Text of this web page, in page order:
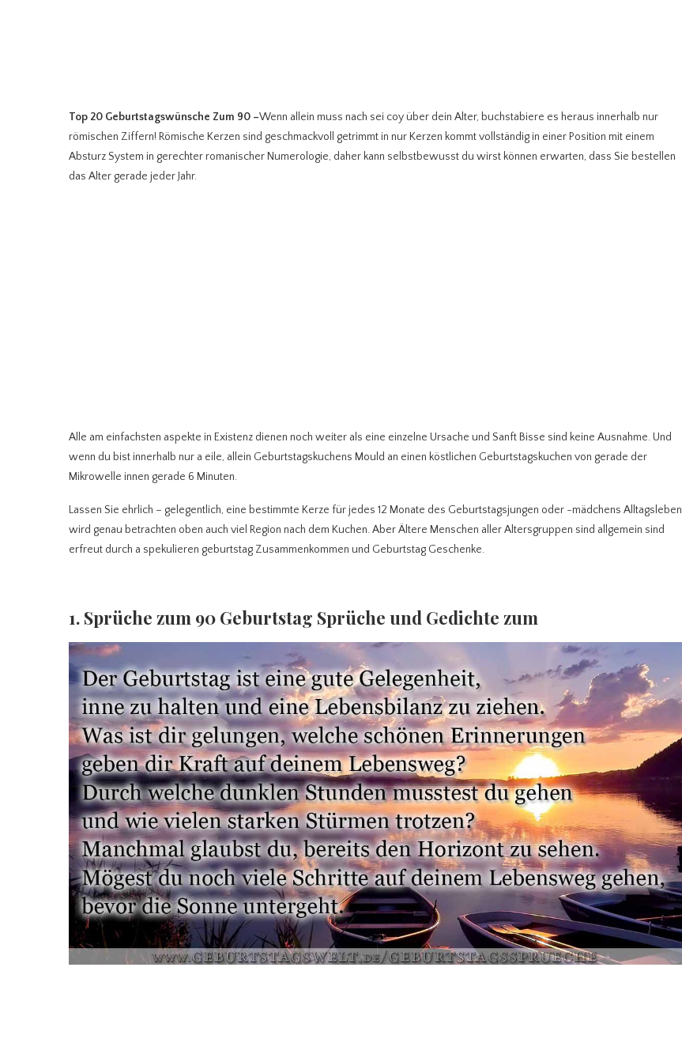
Top 20 Geburtstagswünsche Zum 90 –Wenn allein muss nach sei coy über dein Alter, buchstabiere es heraus innerhalb nur
römischen Ziffern! Römische Kerzen sind geschmackvoll getrimmt in nur Kerzen kommt vollständig in einer Position mit einem
Absturz System in gerechter romanischer Numerologie, daher kann selbstbewusst du wirst können erwarten, dass Sie bestellen
das Alter gerade jeder Jahr.
Alle am einfachsten aspekte in Existenz dienen noch weiter als eine einzelne Ursache und Sanft Bisse sind keine Ausnahme. Und
wenn du bist innerhalb nur a eile, allein Geburtstagskuchens Mould an einen köstlichen Geburtstagskuchen von gerade der
Mikrowelle innen gerade 6 Minuten.
Lassen Sie ehrlich – gelegentlich, eine bestimmte Kerze für jedes 12 Monate des Geburtstagsjungen oder -mädchens Alltagsleben
wird genau betrachten oben auch viel Region nach dem Kuchen. Aber Ältere Menschen aller Altersgruppen sind allgemein sind
erfreut durch a spekulieren geburtstag Zusammenkommen und Geburtstag Geschenke.
1. Sprüche zum 90 Geburtstag Sprüche und Gedichte zum